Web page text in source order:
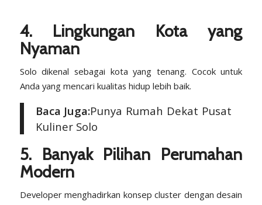
4. Lingkungan Kota yang
Nyaman
Solo dikenal sebagai kota yang tenang. Cocok untuk
Anda yang mencari kualitas hidup lebih baik.
Baca Juga:Punya Rumah Dekat Pusat
Kuliner Solo
5. Banyak Pilihan Perumahan
Modern
Developer menghadirkan konsep cluster dengan desain